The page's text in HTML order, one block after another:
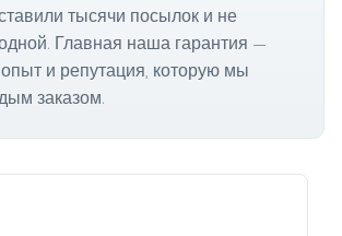
тысячи посылок и не
Главная наша гарантия —
и репутация, которую мы
заказом.